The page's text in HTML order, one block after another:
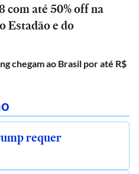
com até 50% off na
Estadão e do
chegam ao Brasil por até R$
requer